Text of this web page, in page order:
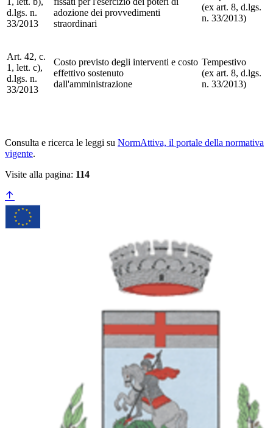
d.lgs. n.
33/2013
adozione dei provvedimenti
straordinari
(ex art. 8, d.lgs.
n. 33/2013)
Art. 42, c.
1, lett. c),
d.lgs. n.
33/2013
Costo previsto degli interventi e costo
effettivo sostenuto
dall'amministrazione
Tempestivo
(ex art. 8, d.lgs.
n. 33/2013)
Consulta e ricerca le leggi su NormAttiva, il portale della normativa
vigente.
Visite alla pagina: 114